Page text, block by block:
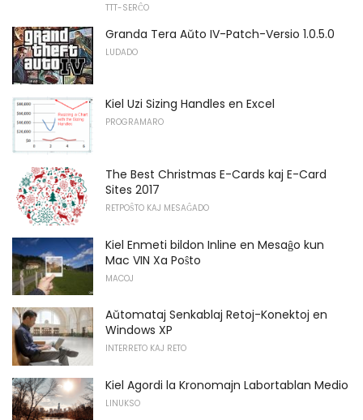
TTT-SERĈO
Granda Tera Aŭto IV-Patch-Versio 1.0.5.0
LUDADO
Kiel Uzi Sizing Handles en Excel
PROGRAMARO
The Best Christmas E-Cards kaj E-Card
Sites 2017
RETPOŜTO KAJ MESAĜADO
Kiel Enmeti bildon Inline en Mesaĝo kun
Mac VIN Xa Poŝto
MACOJ
Aŭtomataj Senkablaj Retoj-Konektoj en
Windows XP
INTERRETO KAJ RETO
Kiel Agordi la Kronomajn Labortablan Medio
LINUKSO